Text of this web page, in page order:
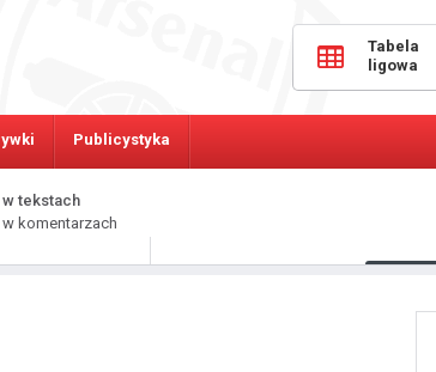
Tabela
ligowa
Publicystyka
w tekstach
w komentarzach